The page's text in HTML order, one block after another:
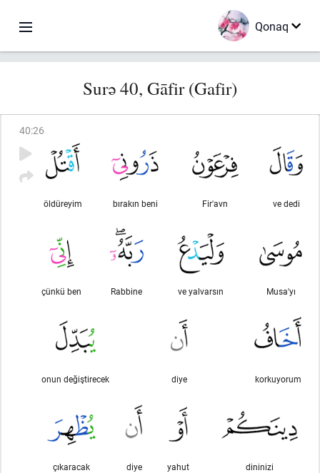
Qonaq
Surə 40, Gāfir (Gafir)
40:26
ve dedi
Fir'avn
bırakın beni
öldüreyim
Musa'yı
ve yalvarsın
Rabbine
çünkü ben
korkuyorum
diye
onun değiştirecek
dininizi
yahut
diye
çıkaracak